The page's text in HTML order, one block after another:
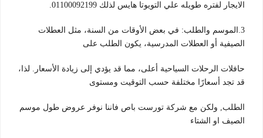
الايجار لفتره طويله علي التويوتا هايس لذلك 01100092199.
3.الموسم والطلب: في بعض الأوقات من السنة، مثل العطلات
الصيفية أو العطلات المدرسية، يكون الطلب على
حافلات الرحلات السياحية أعلى، مما قد يؤدي إلى زيادة الأسعار. لذا،
قد تجد أسعارًا مختلفة حسب التوقيت ومستوى
الطلب, ولكن مع شركة تورست باص فاننا نوفر عروض طول موسم
الصيف او الشتاء